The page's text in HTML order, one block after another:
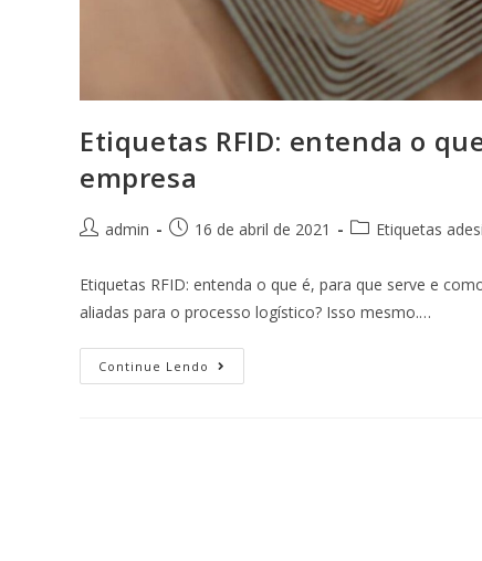
Etiquetas RFID: entenda o
empresa
admin 16 de abril de 2021 Etiquetas
Etiquetas RFID: entenda o que é, para que serve e
aliadas para o processo logístico? Isso mesmo.…
Continue Lendo